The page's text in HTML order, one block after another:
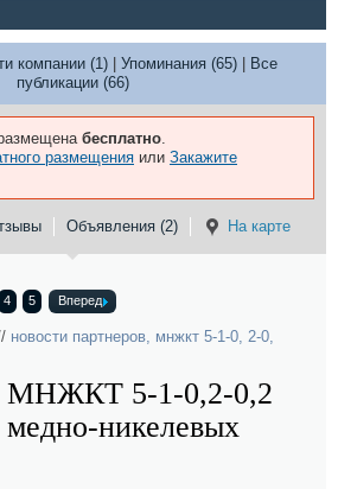
компании (1)| Упоминания (65)|
Все
публикации (66)
бесплатно.
размещения или Закажите
Объявления (2) На карте
4 5 Вперед
новости партнеров, мнжкт 5-1-0, 2-0,
МНЖКТ 5-1-0,2-0,2
медно-никелевых